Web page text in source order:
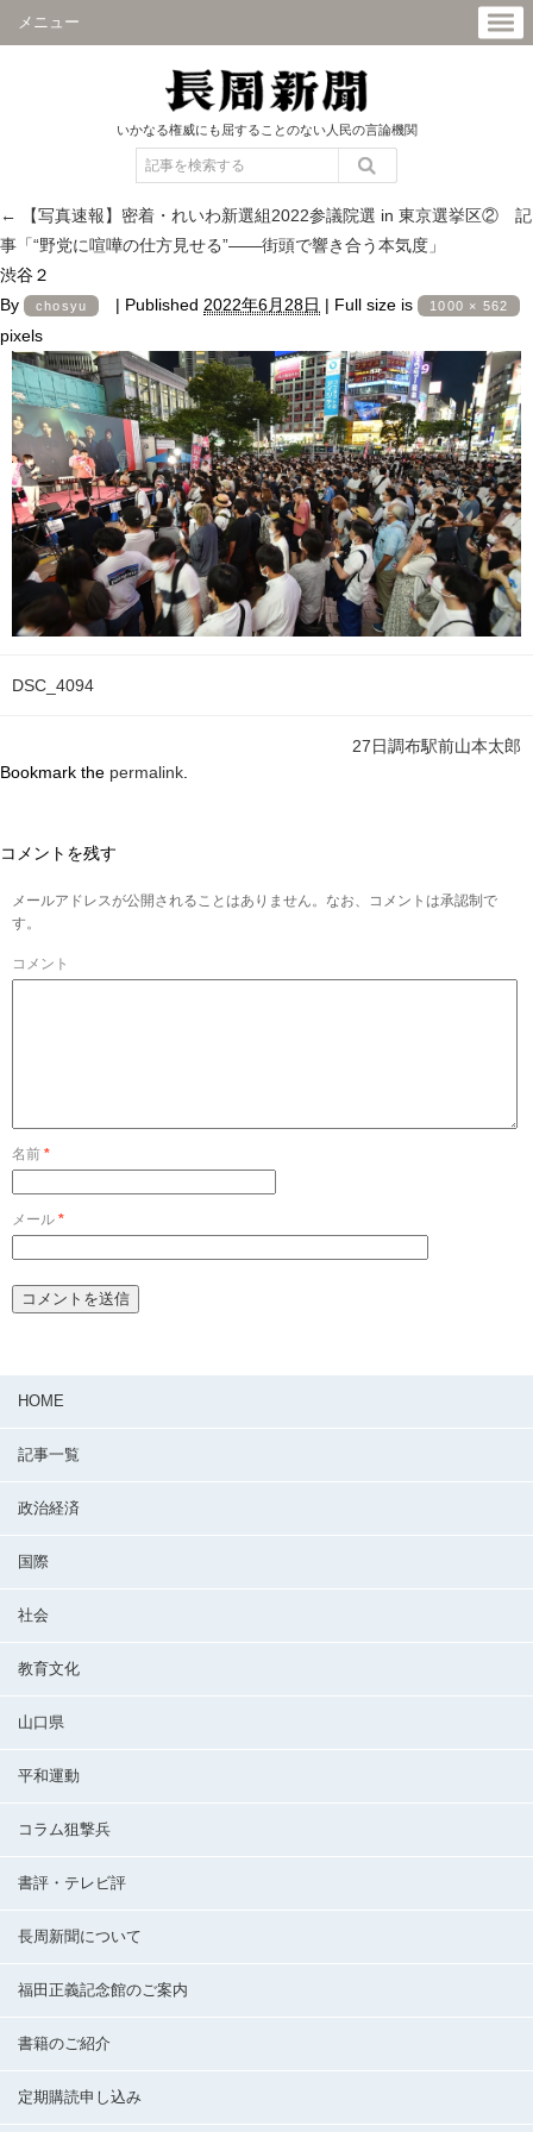
メニュー
いかなる権威にも屈することのない人民の言論機関
←
【写真速報】密着・れいわ新選組2022参議院選 in 東京選挙区② 記
事「“野党に喧嘩の仕方見せる”――街頭で響き合う本気度」
渋谷２
By
chosyu | Published 2022年6月28日 | Full size is 1000 × 562
pixels
DSC_4094
27日調布駅前山本太郎
Bookmark the permalink.
コメントを残す
メールアドレスが公開されることはありません。なお、コメントは承認制で
す。
コメント
名前 *
メール *
HOME
記事一覧
政治経済
国際
社会
教育文化
山口県
平和運動
コラム狙撃兵
書評・テレビ評
長周新聞について
福田正義記念館のご案内
書籍のご紹介
定期購読申し込み